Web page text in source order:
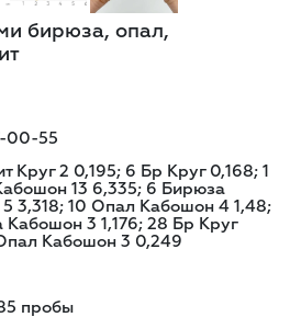
бирюза, опал,
00-55
Круг 2 0,195; 6 Бр Круг 0,168; 1
13 6,335; 6 Бирюза
3,318; 10 Опал Кабошон 4 1,48;
3 1,176; 28 Бр Круг
Кабошон 3 0,249
пробы